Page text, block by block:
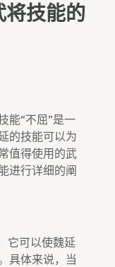
将技能的
能“不屈”是一
的技能可以为
值得使用的武
进行详细的阐
它可以使魏延
具体来说，当